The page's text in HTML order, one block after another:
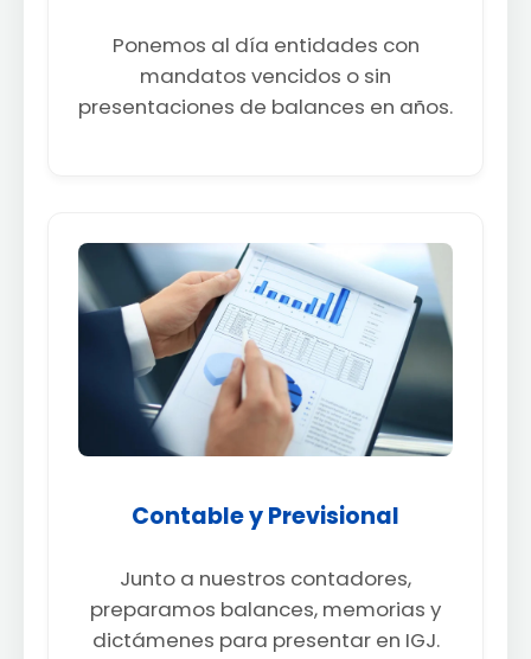
Ponemos al día entidades con
mandatos vencidos o sin
presentaciones de balances en años.
Contable y Previsional
Junto a nuestros contadores,
preparamos balances, memorias y
dictámenes para presentar en IGJ.